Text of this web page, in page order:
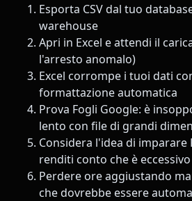
Esporta CSV dal tuo
warehouse
Apri in Excel e attendi il
l'arresto anomalo)
Excel corrompe i tuoi dati
formattazione automatica
Prova Fogli Google: è
lento con file di grandi
Considera l'idea di imparare
renditi conto che è eccessivo
Perdere ore aggiustando
che dovrebbe essere